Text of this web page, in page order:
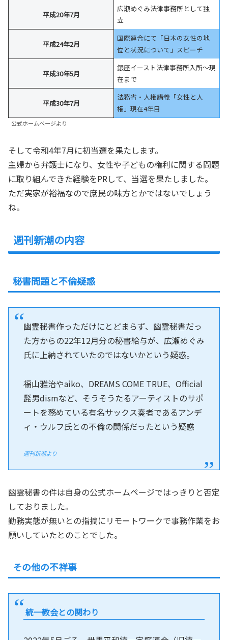
平成20年7月
広瀬めぐみ法律事務所として独
立
平成24年2月
国際連合にて「日本の女性の地
位と状況について」スピーチ
平成30年5月
銀座イースト法律事務所入所〜現
在まで
平成30年7月
法務省・人権講義「女性と人
権」現在4年目
公式ホームページより
そして令和4年7月に初当選を果たします。
主婦から弁護士になり、女性や子どもの権利に関する問題
に取り組んできた経験をPRして、当選を果たしました。
ただ実家が裕福なので庶民の味方とかではないでしょう
ね。
週刊新潮の内容
秘書問題と不倫疑惑
幽霊秘書作っただけにとどまらず、幽霊秘書だっ
た方からの22年12月分の秘書給与が、広瀬めぐみ
氏に上納されていたのではないかという疑惑。
福山雅治やaiko、DREAMS COME TRUE、Official
髭男dismなど、そうそうたるアーティストのサポ
ートを務めている有名サックス奏者であるアンデ
ィ・ウルフ氏との不倫の関係だったという疑惑
週刊新潮より
幽霊秘書の件は自身の公式ホームページではっきりと否定
しておりました。
勤務実態が無いとの指摘にリモートワークで事務作業をお
願いしていたとのことでした。
その他の不祥事
統一教会との関わり